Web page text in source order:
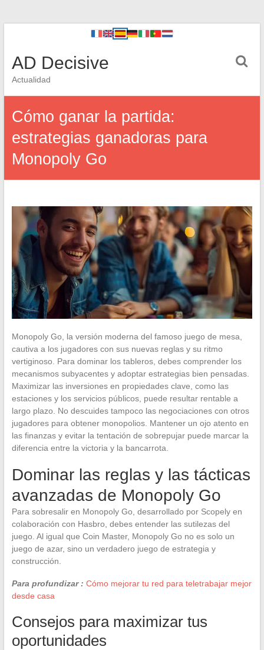
AD Decisive
Actualidad
Cómo ganar la partida:
estrategias ganadoras para
Monopoly Go
Monopoly Go, la versión moderna del famoso juego de mesa,
cautiva a los jugadores con sus nuevas reglas y su ritmo
vertiginoso. Para dominar los tableros, debes comprender los
mecanismos subyacentes y adoptar estrategias bien pensadas.
Maximizar las inversiones en propiedades clave, como las
estaciones y los servicios públicos, puede resultar rentable a
largo plazo. No descuides tampoco las negociaciones con otros
jugadores para obtener monopolios. Mantener un ojo atento en
las finanzas y evitar la tentación de sobrepujar puede marcar la
diferencia entre la victoria y la bancarrota.
Dominar las reglas y las tácticas
avanzadas de Monopoly Go
Para sobresalir en Monopoly Go, desarrollado por Scopely en
colaboración con Hasbro, debes entender las sutilezas del
juego. Al igual que Coin Master, Monopoly Go no es solo un
juego de azar, sino un verdadero juego de estrategia y
construcción.
Para profundizar : Cómo mejorar tu red para teletrabajar mejor
desde casa
Consejos para maximizar tus
oportunidades